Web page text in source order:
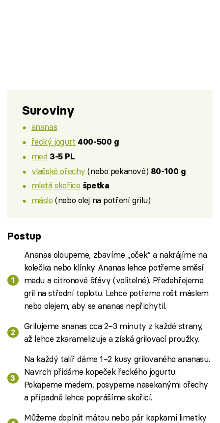
Suroviny
ananas
řecký jogurt 400-500 g
med 3-5 PL
vlašské ořechy (nebo pekanové) 80-100 g
mletá skořice špetka
máslo (nebo olej na potření grilu)
Postup
Ananas oloupeme, zbavíme „oček“ a nakrájíme na
kolečka nebo klínky. Ananas lehce potřeme směsí
medu a citronové šťávy (volitelné). Předehřejeme
gril na střední teplotu. Lehce potřeme rošt máslem
nebo olejem, aby se ananas nepřichytil.
Grilujeme ananas cca 2–3 minuty z každé strany,
až lehce zkaramelizuje a získá grilovací proužky.
Na každý talíř dáme 1–2 kusy grilovaného ananasu.
Navrch přidáme kopeček řeckého jogurtu.
Pokapeme medem, posypeme nasekanými ořechy
a případně lehce poprášíme skořicí.
Můžeme doplnit mátou nebo pár kapkami limetky